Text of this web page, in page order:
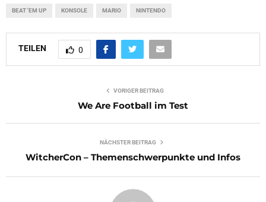
BEAT 'EM UP KONSOLE MARIO NINTENDO
TEILEN 0
VORIGER BEITRAG
We Are Football im Test
NÄCHSTER BEITRAG
WitcherCon – Themenschwerpunkte und Infos